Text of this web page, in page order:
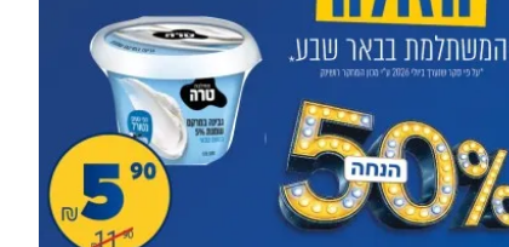
עוד בספורט >